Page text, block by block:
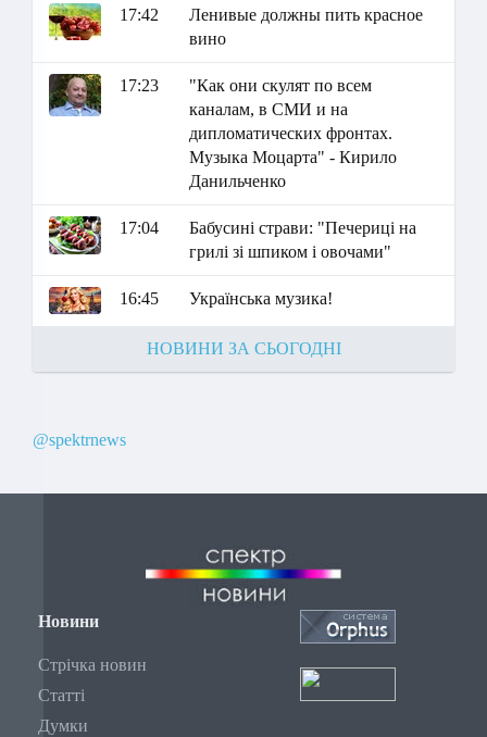
17:42
Ленивые должны пить красное
вино
17:23
"Как они скулят по всем
каналам, в СМИ и на
дипломатических фронтах.
Музыка Моцарта" - Кирило
Данильченко
17:04
Бабусині страви: "Печериці на
грилі зі шпиком і овочами"
16:45 Українська музика!
НОВИНИ ЗА СЬОГОДНІ
@spektrnews
Новини
Стрічка новин
Статті
Думки